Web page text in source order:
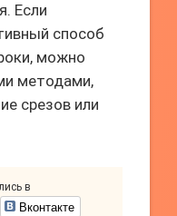
Если
способ
можно
методами,
срезов или
в
Вконтакте